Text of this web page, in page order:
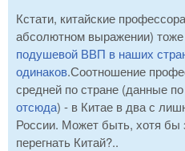
Кстати, китайские
абсолютном выражении) тоже
подушевой ВВП в наших
одинаков.Соотношение
средней по стране (данные
отсюда) - в Китае в два с
России. Может быть, хотя бы
перегнать Китай?..